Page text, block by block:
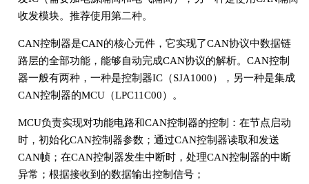
收发模块。推荐使用第二种。
CAN控制器是CAN的核心元件，它实现了CAN协议中数据链
路层的全部功能，能够自动完成CAN协议的解析。CAN控制
器一般有两种，一种是控制器IC（SJA1000），另一种是集成
CAN控制器的MCU（LPC11C00）。
MCU负责实现对功能电路和CAN控制器的控制：在节点启动
时，初始化CAN控制器参数；通过CAN控制器读取和发送
CAN帧；在CAN控制器发生中断时，处理CAN控制器的中断
异常；根据接收到的数据输出控制信号；